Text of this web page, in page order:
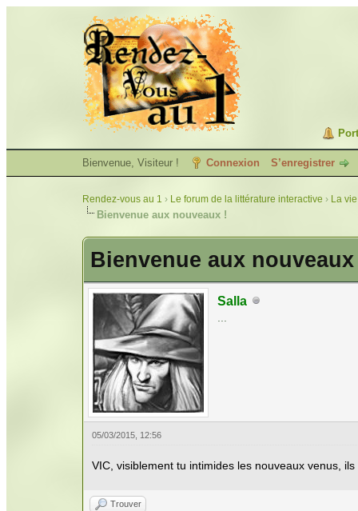
Bienvenue, Visiteur ! Connexion S’enregistrer
Rendez-vous au 1 › Le forum de la littérature interactive › La
Bienvenue aux nouveaux !
Bienvenue aux
Salla
05/03/2015, 12:56
VIC, visiblement tu intimides les nouveaux venus,
Trouver